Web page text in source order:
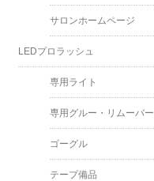
サロンホームページ
LEDプロラッシュ
専用ライト
専用グルー・リムーバー
ゴーグル
テープ備品